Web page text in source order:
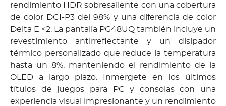
rendimiento HDR sobresaliente con una cobertura
de color DCI-P3 del 98% y una diferencia de color
Delta E <2. La pantalla PG48UQ también incluye un
revestimiento antirreflectante y un disipador
térmico personalizado que reduce la temperatura
hasta un 8%, manteniendo el rendimiento de la
OLED a largo plazo. Inmergete en los últimos
títulos de juegos para PC y consolas con una
experiencia visual impresionante y un rendimiento